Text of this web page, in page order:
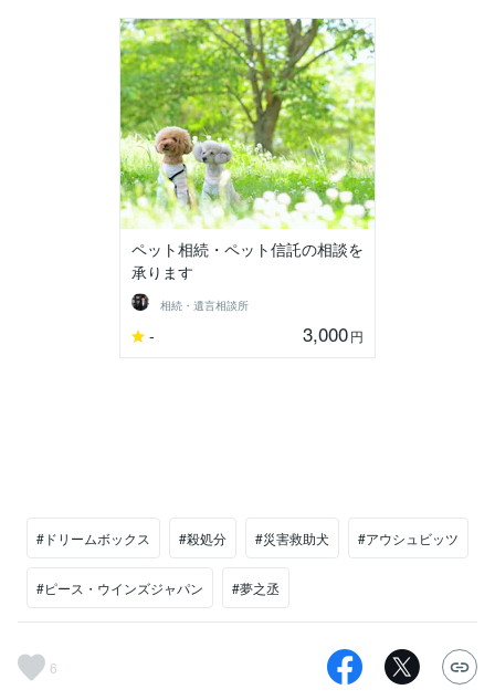
ペット相続・ペット信託の相談を
承ります
相続・遺言相談所
- 3,000円
#ドリームボックス #殺処分 #災害救助犬 #アウシュビッツ
#ピース・ウインズジャパン #夢之丞
6